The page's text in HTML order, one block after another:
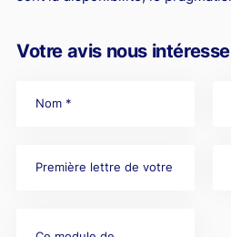
Votre avis nous intéresse